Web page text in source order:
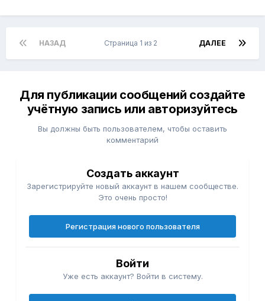
НАЗАД ДАЛЕЕ
Страница 1 из 2
Для публикации сообщений создайте
учётную запись или авторизуйтесь
Вы должны быть пользователем, чтобы оставить
комментарий
Создать аккаунт
Зарегистрируйте новый аккаунт в нашем сообществе.
Это очень просто!
Регистрация нового пользователя
Войти
Уже есть аккаунт? Войти в систему.